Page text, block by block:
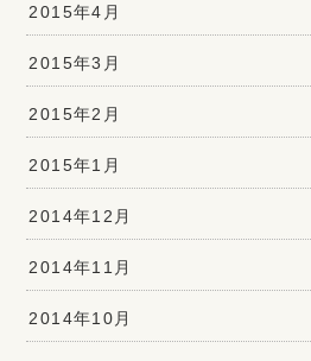
2015年4月
2015年3月
2015年2月
2015年1月
2014年12月
2014年11月
2014年10月